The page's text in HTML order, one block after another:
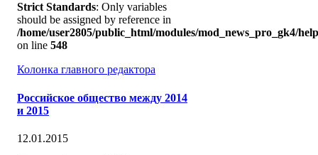
Strict Standards: Only variables
should be assigned by reference in
/home/user2805/public_html/modules/mod_news_pro_gk4/
on line 548
Колонка главного редактора
Российское общество между 2014
и 2015
12.01.2015